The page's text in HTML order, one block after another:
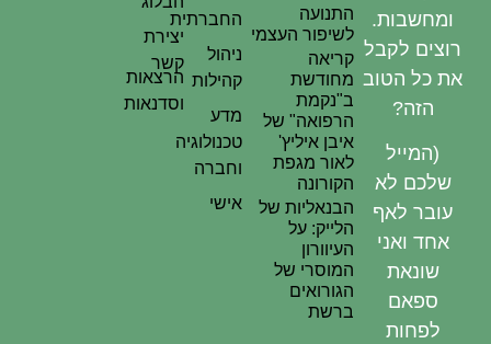
יצירת
קשר
הרצאות
וסדנאות
החברתית
ניהול
קהילות
מדע
טכנולוגיה
וחברה
אישי
התנועה
לשיפור העצמי
קריאה
מחודשת
ב"נקמת
הרפואה" של
איבן איליץ'
לאור מגפת
הקורונה
הבנאליות של
הלייק: על
העיוורון
המוסרי של
הגורואים
ברשת
ומחשבות.
רוצים לקבל
את כל הטוב
הזה?
(המייל
שלכם לא
עובר לאף
אחד ואני
שונאת
ספאם
לפחות